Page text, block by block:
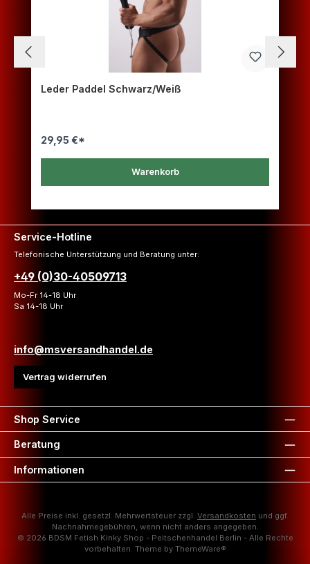
Leder Paddel Schwarz/Weiß
29,95 €*
Warenkorb
Service-Hotline
Telefonische Unterstützung und Beratung unter:
+49 (0)30-40509713
Mo-Fr 14-18 Uhr
Sa 14-18 Uhr
info@msversandhandel.de
Vertrag widerrufen
Shop Service
Beratung
Informationen
Alle Preise inkl. gesetzl. Mehrwertsteuer zzgl. Versandkosten und ggf.
Nachnahmegebühren, wenn nicht anders angegeben.
© 2026 BDSM Fetish Kinky Shop - Peitschenhandel Berlin - Alle Rechte
vorbehalten. Theme by ThemeWare®